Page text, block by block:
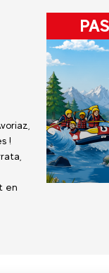
!
en